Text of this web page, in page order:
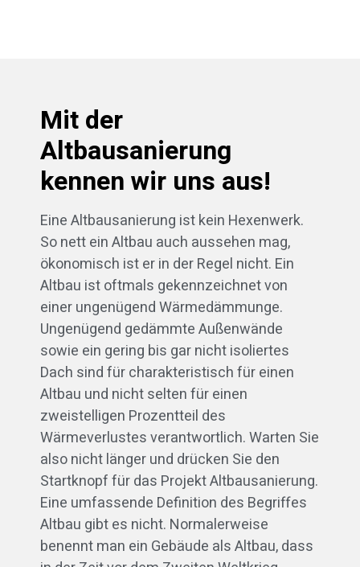
Mit der
Altbausanierung
kennen wir uns aus!
Eine Altbausanierung ist kein Hexenwerk.
So nett ein Altbau auch aussehen mag,
ökonomisch ist er in der Regel nicht. Ein
Altbau ist oftmals gekennzeichnet von
einer ungenügend Wärmedämmunge.
Ungenügend gedämmte Außenwände
sowie ein gering bis gar nicht isoliertes
Dach sind für charakteristisch für einen
Altbau und nicht selten für einen
zweistelligen Prozentteil des
Wärmeverlustes verantwortlich. Warten Sie
also nicht länger und drücken Sie den
Startknopf für das Projekt Altbausanierung.
Eine umfassende Definition des Begriffes
Altbau gibt es nicht. Normalerweise
benennt man ein Gebäude als Altbau, dass